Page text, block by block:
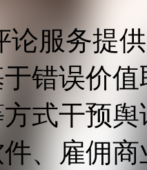
论服务提
错误价
式干预
、雇佣